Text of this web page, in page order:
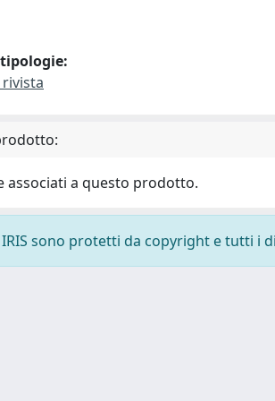
associati a questo prodotto.
sono protetti da copyright e tutti i